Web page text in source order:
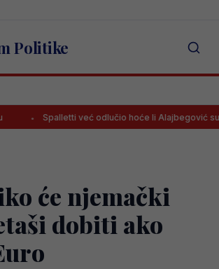
Politike
Spalletti već odlučio hoće li Alajbegović sutra
će njemački
dobiti ako